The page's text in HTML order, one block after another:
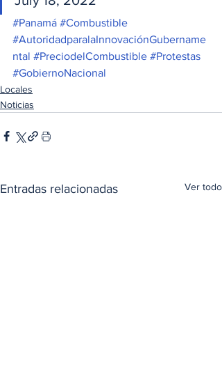
#Panamá #Combustible
#AutoridadparalaInnovaciónGubername
ntal #PreciodelCombustible #Protestas
#GobiernoNacional
Locales
Noticias
Entradas relacionadas Ver todo